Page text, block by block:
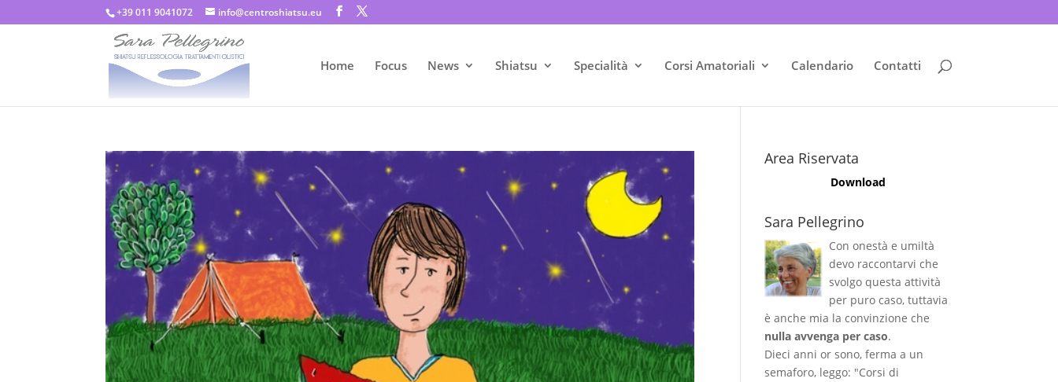
+39 011 9041072 info@centroshiatsu.eu
Home Focus News Shiatsu Specialità Corsi Amatoriali Calendario Contatti
Area Riservata
Download
Sara Pellegrino
Con onestà e umiltà
devo raccontarvi che
svolgo questa attività
per puro caso, tuttavia
è anche mia la convinzione che
nulla avvenga per caso.
Dieci anni or sono, ferma a un
semaforo, leggo: "Corsi di